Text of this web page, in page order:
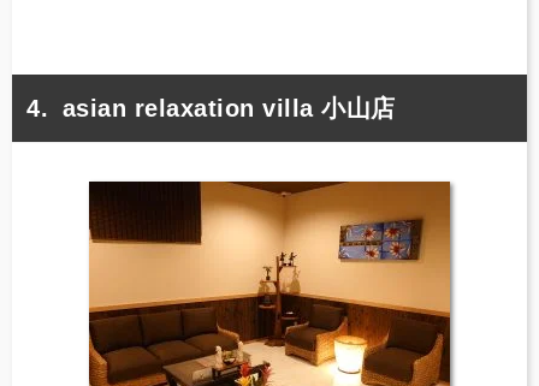
asian relaxation villa 小山店